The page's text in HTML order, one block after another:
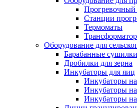
Прогревочный
Станции
Термоматы
Оборудование для
Барабанные сушилки
Дробилки для зерна
Инкубаторы для яиц
Инкубаторы
Инкубаторы
Инкубаторы